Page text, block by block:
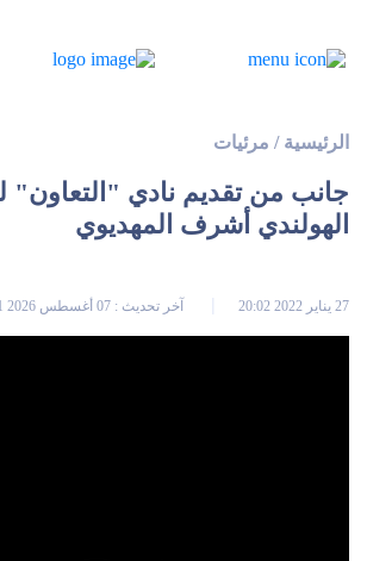
الرئيسية / مرئيات
جانب من تقديم نادي "التعاون"
الهولندي أشرف المهديوي
27 يناير 2022 20:02 آخر تحديث : 07 أغسطس 2026 02:51